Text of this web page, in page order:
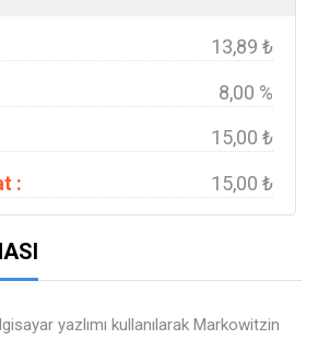
13,89 ₺
8,00 %
15,00 ₺
:
15,00 ₺
yazlımı kullanılarak Markowitzin